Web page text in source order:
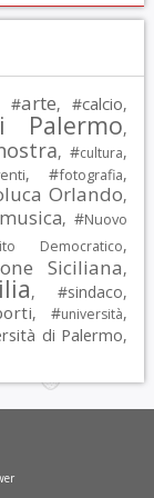
#arte, #calcio,
Palermo,
, #cultura,
, #fotografia,
Orlando,
musica, #Nuovo
Democratico,
Siciliana,
, #sindaco,
, #università,
di Palermo,